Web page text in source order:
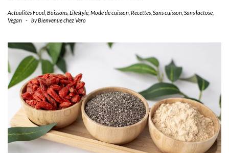
Actualités Food Boissons Lifestyle Mode de cuisson Recettes Sans cuisson Sans lactose
Vegan - byBienvenue chez Vero